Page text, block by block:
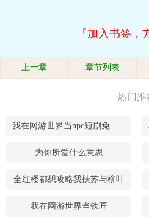
『加入书签，
上一章 章节列表
热门推
我在网游世界当npc短剧免费观看
为你所爱什么意思
全红楼都想攻略我扶苏与柳叶
我在网游世界当铁匠